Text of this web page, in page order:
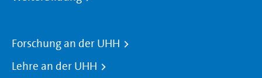
Forschung an der UHH
Lehre an der UHH